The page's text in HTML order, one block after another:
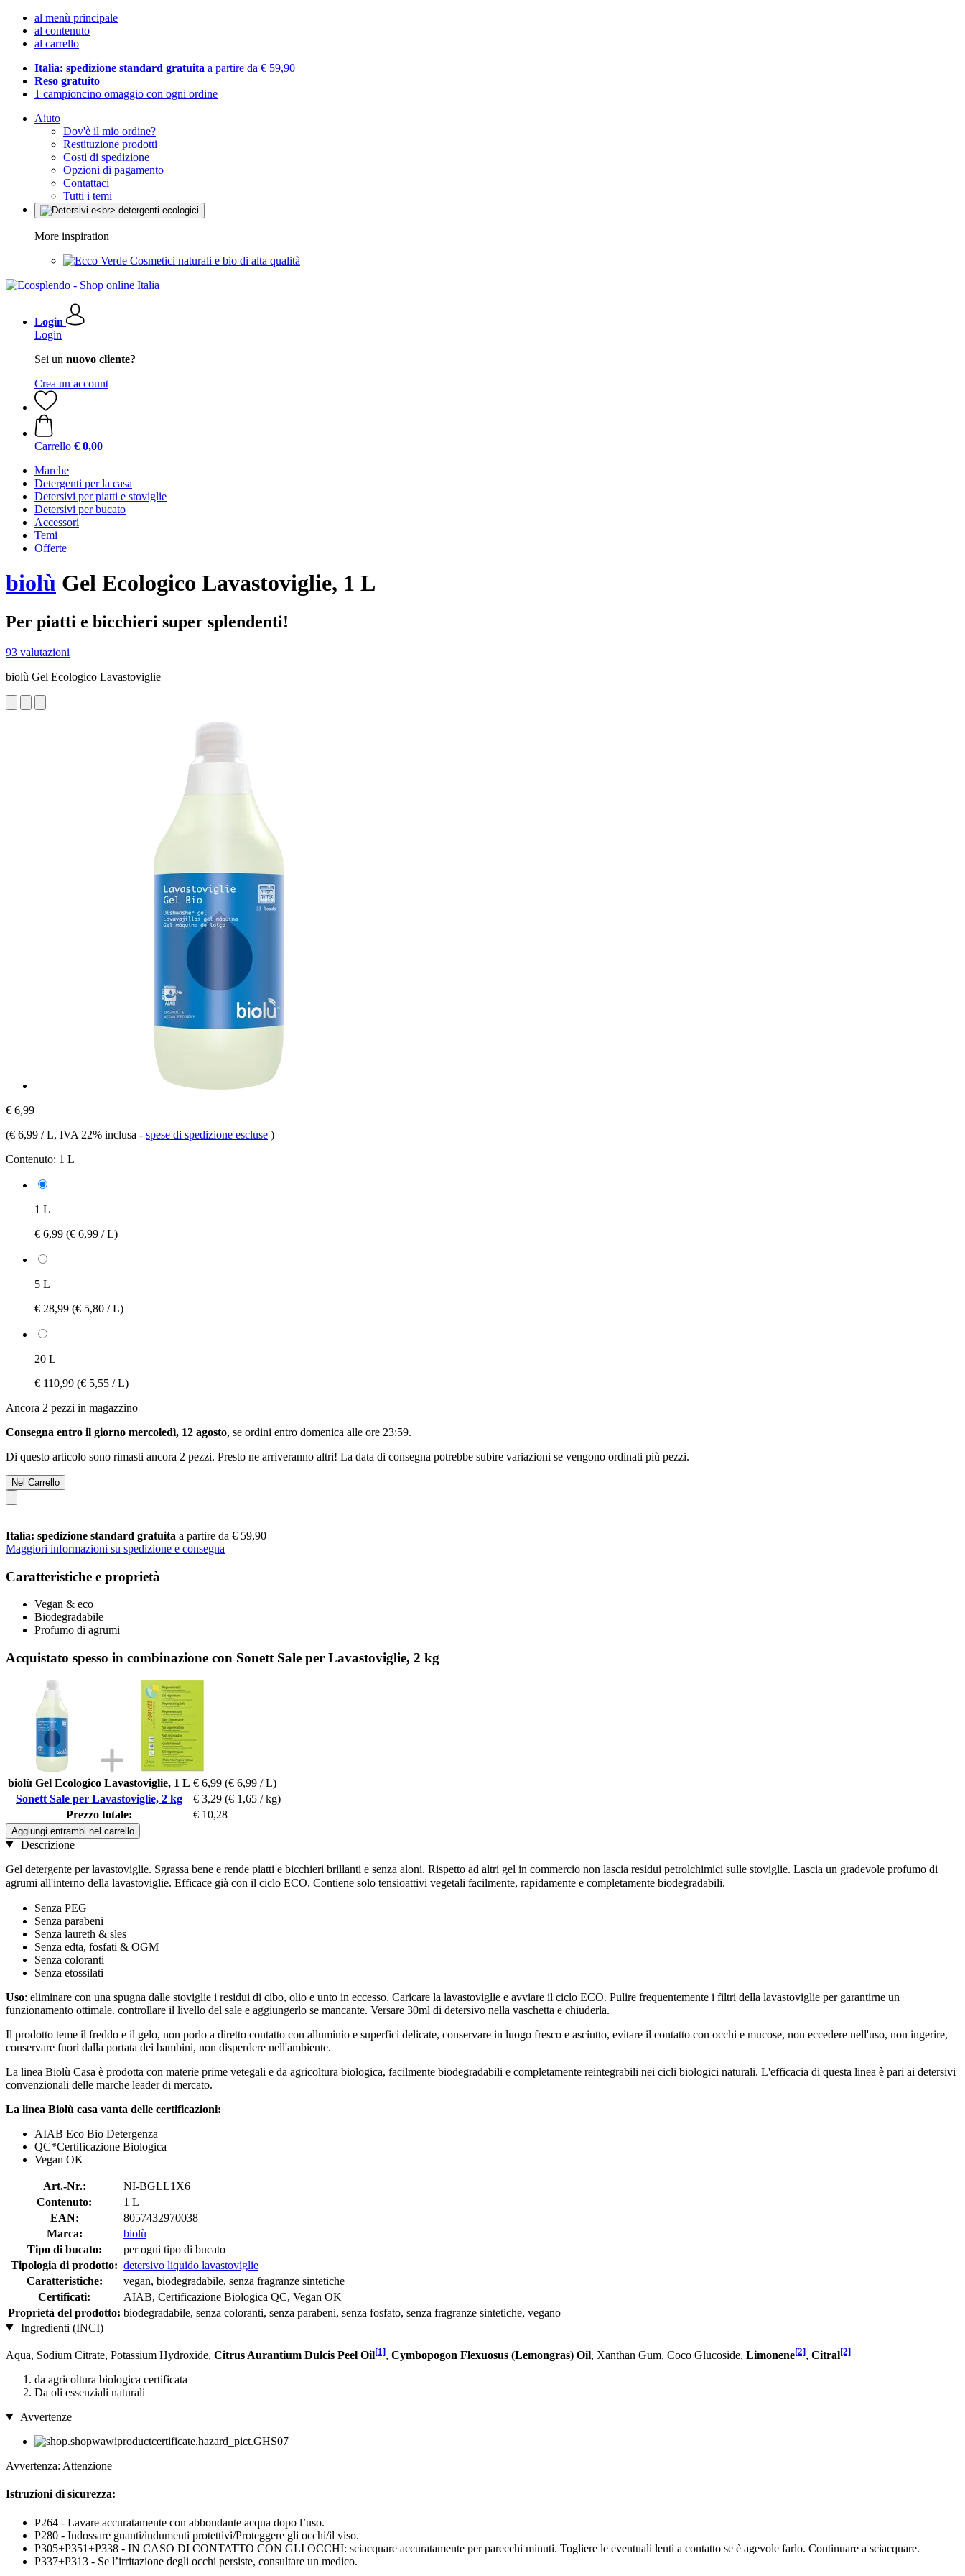
al menù principale
al contenuto
al carrello
Italia: spedizione standard gratuita a partire da € 59,90
Reso gratuito
1 campioncino omaggio con ogni ordine
Aiuto
Dov'è il mio ordine?
Restituzione prodotti
Costi di spedizione
Opzioni di pagamento
Contattaci
Tutti i temi
More inspiration
Cosmetici naturali e bio di alta qualità
Login
Login
Sei un nuovo cliente?
Crea un account
Carrello € 0,00
Marche
Detergenti per la casa
Detersivi per piatti e stoviglie
Detersivi per bucato
Accessori
Temi
Offerte
biolù Gel Ecologico Lavastoviglie, 1 L
Per piatti e bicchieri super splendenti!
93 valutazioni
biolù Gel Ecologico Lavastoviglie
€ 6,99
(€ 6,99 / L, IVA 22% inclusa - spese di spedizione escluse )
Contenuto: 1 L
1 L
€ 6,99 (€ 6,99 / L)
5 L
€ 28,99 (€ 5,80 / L)
20 L
€ 110,99 (€ 5,55 / L)
Ancora 2 pezzi in magazzino
Consegna entro il giorno mercoledì, 12 agosto, se ordini entro domenica alle ore 23:59.
Di questo articolo sono rimasti ancora 2 pezzi. Presto ne arriveranno altri! La data di consegna potrebbe subire variazioni se vengono ordinati più pezzi.
Nel Carrello
Italia: spedizione standard gratuita a partire da € 59,90
Maggiori informazioni su spedizione e consegna
Caratteristiche e proprietà
Vegan & eco
Biodegradabile
Profumo di agrumi
Acquistato spesso in combinazione con Sonett Sale per Lavastoviglie, 2 kg
biolù Gel Ecologico Lavastoviglie, 1 L € 6,99 (€ 6,99 / L)
Sonett Sale per Lavastoviglie, 2 kg
€ 3,29 (€ 1,65 / kg)
Prezzo totale:
€ 10,28
Aggiungi entrambi nel carrello
Descrizione
Gel detergente per lavastoviglie. Sgrassa bene e rende piatti e bicchieri brillanti e senza aloni. Rispetto ad altri gel in commercio non lascia residui petrolchimici sulle stoviglie. Lascia un gradevole profumo di
agrumi all'interno della lavastoviglie. Efficace già con il ciclo ECO. Contiene solo tensioattivi vegetali facilmente, rapidamente e completamente biodegradabili.
Senza PEG
Senza parabeni
Senza laureth & sles
Senza edta, fosfati & OGM
Senza coloranti
Senza etossilati
Uso: eliminare con una spugna dalle stoviglie i residui di cibo, olio e unto in eccesso. Caricare la lavastoviglie e avviare il ciclo ECO. Pulire frequentemente i filtri della lavastoviglie per garantirne un
funzionamento ottimale. controllare il livello del sale e aggiungerlo se mancante. Versare 30ml di detersivo nella vaschetta e chiuderla.
Il prodotto teme il freddo e il gelo, non porlo a diretto contatto con alluminio e superfici delicate, conservare in luogo fresco e asciutto, evitare il contatto con occhi e mucose, non eccedere nell'uso, non ingerire,
conservare fuori dalla portata dei bambini, non disperdere nell'ambiente.
La linea Biolù Casa è prodotta con materie prime vetegali e da agricoltura biologica, facilmente biodegradabili e completamente reintegrabili nei cicli biologici naturali. L'efficacia di questa linea è pari ai detersivi
convenzionali delle marche leader di mercato.
La linea Biolù casa vanta delle certificazioni:
AIAB Eco Bio Detergenza
QC*Certificazione Biologica
Vegan OK
Art.-Nr.:
NI-BGLL1X6
Contenuto:
1 L
EAN:
8057432970038
Marca:
biolù
Tipo di bucato:
per ogni tipo di bucato
Tipologia di prodotto: detersivo liquido lavastoviglie
Caratteristiche:
vegan, biodegradabile, senza fragranze sintetiche
Certificati:
AIAB, Certificazione Biologica QC, Vegan OK
Proprietà del prodotto: biodegradabile, senza coloranti, senza parabeni, senza fosfato, senza fragranze sintetiche, vegano
Ingredienti (INCI)
Aqua, Sodium Citrate, Potassium Hydroxide, Citrus Aurantium Dulcis Peel Oil[1], Cymbopogon Flexuosus (Lemongras) Oil, Xanthan Gum, Coco Glucoside, Limonene[2], Citral[2]
da agricoltura biologica certificata
Da oli essenziali naturali
Avvertenze
Avvertenza: Attenzione
Istruzioni di sicurezza:
P264 - Lavare accuratamente con abbondante acqua dopo l’uso.
P280 - Indossare guanti/indumenti protettivi/Proteggere gli occhi/il viso.
P305+P351+P338 - IN CASO DI CONTATTO CON GLI OCCHI: sciacquare accuratamente per parecchi minuti. Togliere le eventuali lenti a contatto se è agevole farlo. Continuare a sciacquare.
P337+P313 - Se l’irritazione degli occhi persiste, consultare un medico.